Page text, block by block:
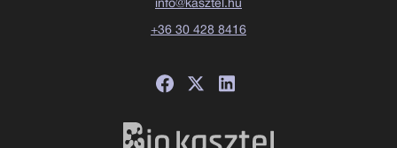
info@kasztel.hu
+36 30 428 8416